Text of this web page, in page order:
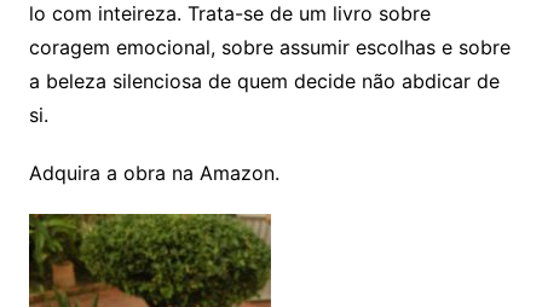
lo com inteireza. Trata-se de um livro sobre
coragem emocional, sobre assumir escolhas e sobre
a beleza silenciosa de quem decide não abdicar de
si.
Adquira a obra na Amazon.